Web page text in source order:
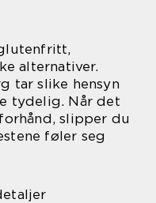
alternativer.
tar slike hensyn
tydelig. Når det
slipper du
føler seg